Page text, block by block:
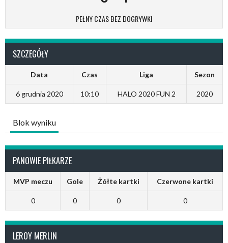
PEŁNY CZAS BEZ DOGRYWKI
SZCZEGÓŁY
Data Czas Liga Sezon
6 grudnia 2020 10:10 HALO 2020 FUN 2 2020
Blok wyniku
PANOWIE PIŁKARZE
MVP meczu Gole Żółte kartki Czerwone kartki
0 0 0 0
LEROY MERLIN